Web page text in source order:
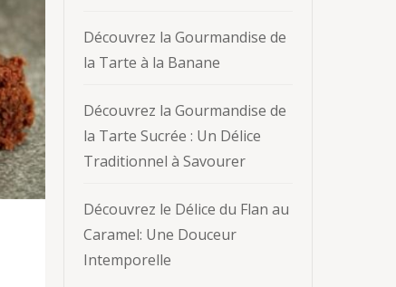
Découvrez la Gourmandise de
la Tarte à la Banane
Découvrez la Gourmandise de
la Tarte Sucrée : Un Délice
Traditionnel à Savourer
Découvrez le Délice du Flan au
Caramel: Une Douceur
Intemporelle